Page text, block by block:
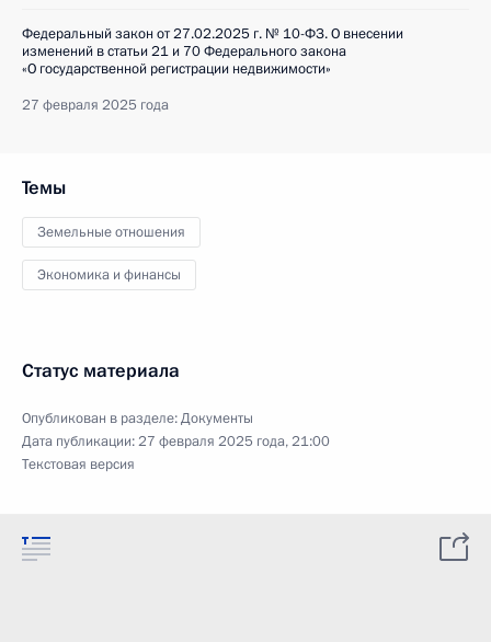
Федеральный закон от 27.02.2025 г. № 10-ФЗ. О внесении
изменений в статьи 21 и 70 Федерального закона
«О государственной регистрации недвижимости»
27 февраля 2025 года
Темы
Земельные отношения
Экономика и финансы
Статус материала
Опубликован в разделе:Документы
Дата публикации:27 февраля 2025 года, 21:00
Текстовая версия